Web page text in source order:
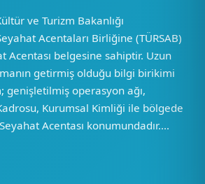
ve Turizm Bakanlığı
Acentaları Birliğine (TÜRSAB)
Acentası belgesine sahiptir. Uzun
getirmiş olduğu bilgi birikimi
genişletilmiş operasyon ağı,
Kurumsal Kimliği ile bölgede
Acentası konumundadır....